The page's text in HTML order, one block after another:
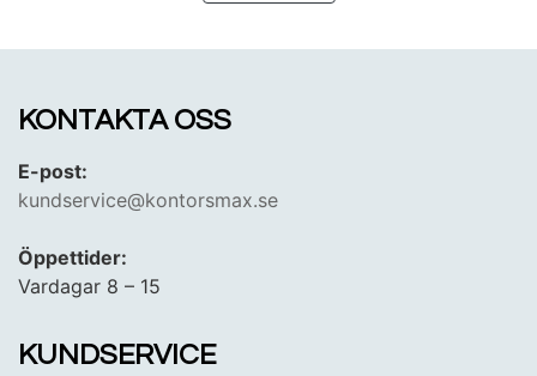
KONTAKTA OSS
E-post:
kundservice@kontorsmax.se
Öppettider:
Vardagar 8 – 15
KUNDSERVICE